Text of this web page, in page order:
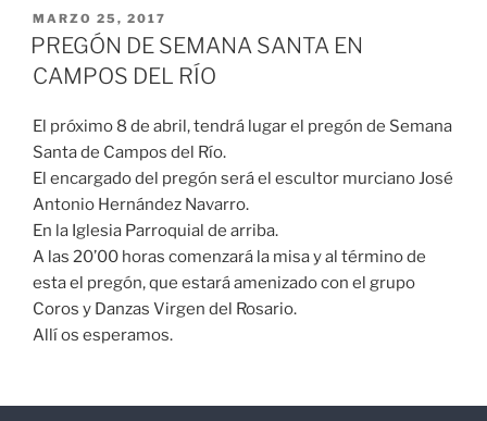
MARZO 25, 2017
PREGÓN DE SEMANA SANTA EN
CAMPOS DEL RÍO
El próximo 8 de abril, tendrá lugar el pregón de Semana
Santa de Campos del Río.
El encargado del pregón será el escultor murciano José
Antonio Hernández Navarro.
En la Iglesia Parroquial de arriba.
A las 20’00 horas comenzará la misa y al término de
esta el pregón, que estará amenizado con el grupo
Coros y Danzas Virgen del Rosario.
Allí os esperamos.